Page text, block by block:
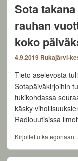
Sota
rauhan
koko
4.9.2019 Rukajärvi-
Tieto aselevosta
Sotapäiväkirjoihin
tukikohdassa
käsky
Radiouutisissa
Kirjoitettu kategoriaan: